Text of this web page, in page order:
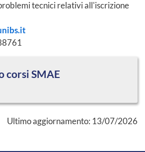
tecnici relativi all'iscrizione
corsi SMAE
Ultimo aggiornamento: 13/07/2026